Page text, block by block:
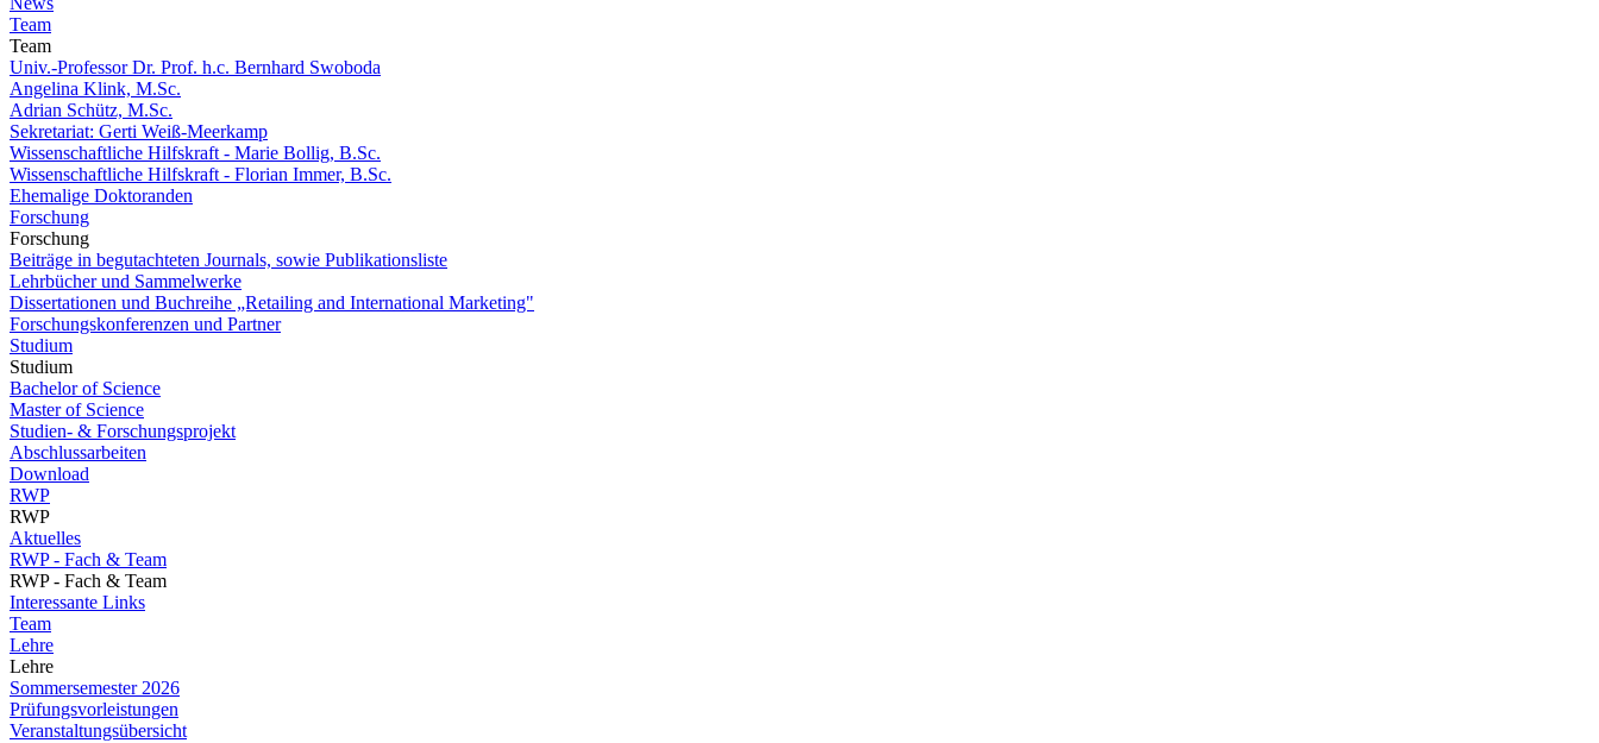
Team
Team
Univ.-Professor Dr. Prof. h.c. Bernhard Swoboda
Angelina Klink, M.Sc.
Adrian Schütz, M.Sc.
Sekretariat: Gerti Weiß-Meerkamp
Wissenschaftliche Hilfskraft - Marie Bollig, B.Sc.
Wissenschaftliche Hilfskraft - Florian Immer, B.Sc.
Ehemalige Doktoranden
Forschung
Forschung
Beiträge in begutachteten Journals, sowie Publikationsliste
Lehrbücher und Sammelwerke
Dissertationen und Buchreihe „Retailing and International Marketing"
Forschungskonferenzen und Partner
Studium
Studium
Bachelor of Science
Master of Science
Studien- & Forschungsprojekt
Abschlussarbeiten
Download
RWP
RWP
Aktuelles
RWP - Fach & Team
RWP - Fach & Team
Interessante Links
Team
Lehre
Lehre
Sommersemester 2026
Prüfungsvorleistungen
Veranstaltungsübersicht